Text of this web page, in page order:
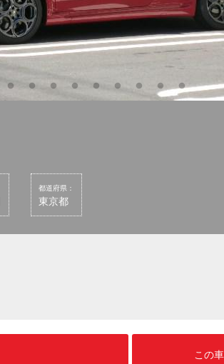
都道府県：
東京都
この